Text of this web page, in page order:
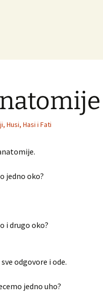
Husi, Hasi i Fati
jedno oko?
i drugo oko?
odgovore i ode.
jedno uho?